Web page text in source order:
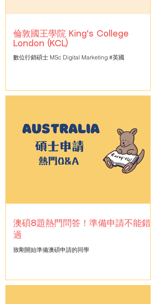
倫敦國王學院 King's College
London (KCL)
數位行銷碩士 MSc Digital Marketing #英國
澳碩8題熱門問答！準備申請不能錯
過
致剛開始準備澳碩申請的同學